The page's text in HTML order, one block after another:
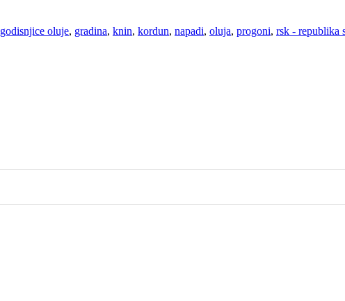
godisnjice oluje, gradina, knin, kordun, napadi, oluja, progoni, rsk - republika